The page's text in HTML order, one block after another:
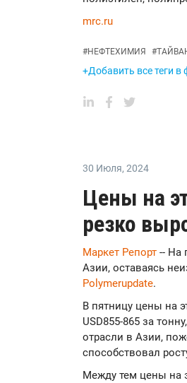
mrc.ru
#НЕФТЕХИМИЯ #
+Добавить все теги в
30 Июля, 2024
Цены на
резко
Маркет Репорт -- На
Азии, оставаясь
Polymerupdate.
В пятницу цены на
USD855-865 за
отрасли в Азии,
способствовал
Между тем цены на